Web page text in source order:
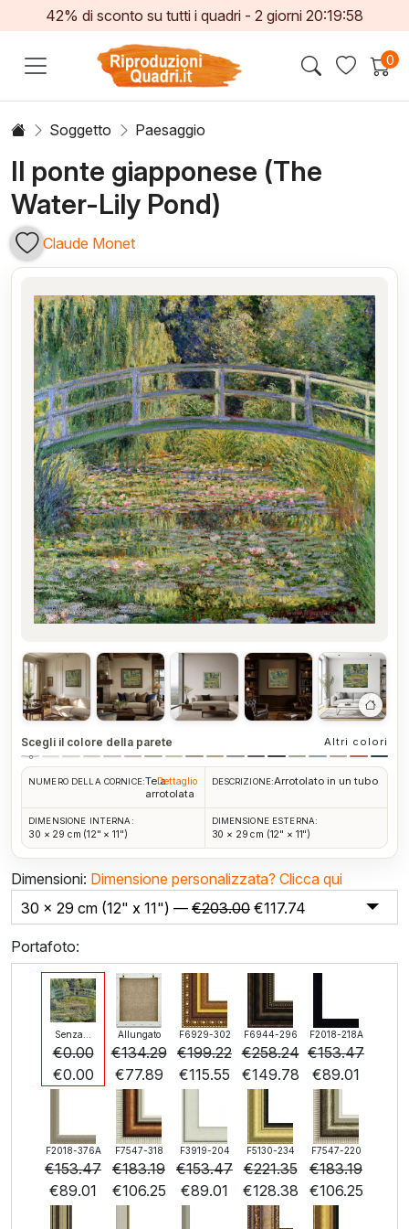
42% di sconto su tutti i quadri - 2 giorni 20:19:58
0
Soggetto Paesaggio
Il ponte giapponese (The
Water-Lily Pond)
Claude Monet
Scegli il colore della parete Altri colori
NUMERO DELLA CORNICE:Tela
arrotolata
Dettaglio DESCRIZIONE:Arrotolato in un tubo
DIMENSIONE INTERNA:
30 × 29 cm (12" × 11")
DIMENSIONE ESTERNA:
30 × 29 cm (12" × 11")
Dimensioni: Dimensione personalizzata? Clicca qui
30 x 29 cm (12" x 11") — €203.00 €117.74
Portafoto:
Senza...
€0.00
€0.00
Allungato
€134.29
€77.89
F6929-302
€199.22
€115.55
F6944-296
€258.24
€149.78
F2018-218A
€153.47
€89.01
F2018-376A
€153.47
€89.01
F7547-318
€183.19
€106.25
F3919-204
€153.47
€89.01
F5130-234
€221.35
€128.38
F7547-220
€183.19
€106.25